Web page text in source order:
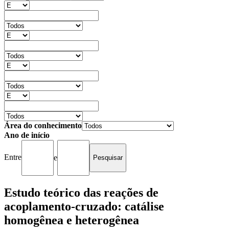
Área do conhecimento
Ano de início
Entre e
Estudo teórico das reações de
acoplamento-cruzado: catálise
homogênea e heterogênea